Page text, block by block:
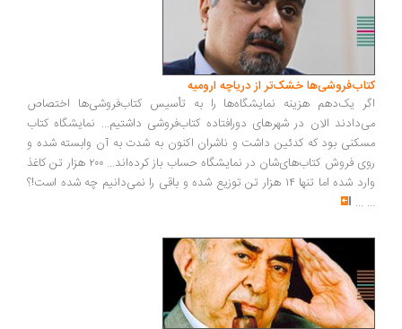
کتاب‌فروشی‌ها خشک‌تر از دریاچه ارومیه
اگر یک‌دهم هزینه نمایشگاه‌ها را به تأسیس کتاب‌فروشی‌ها اختصاص
می‌دادند الان در شهرهای دورافتاده کتاب‌فروشی داشتیم... نمایشگاه کتاب
مسکنی بود که کدئین داشت و ناشران اکنون به شدت به آن وابسته شده‌ و
روی فروش کتاب‌های‌شان در نمایشگاه حساب باز کرده‌اند... ۲۰۰ هزار تن کاغذ
وارد شده اما تنها ۱۴ هزار تن توزیع شده و باقی را نمی‌دانیم چه شده است!؟
...
...